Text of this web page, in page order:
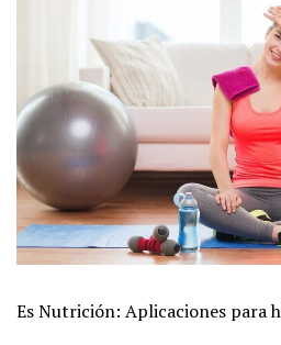
Es Nutrición: Aplicaciones para